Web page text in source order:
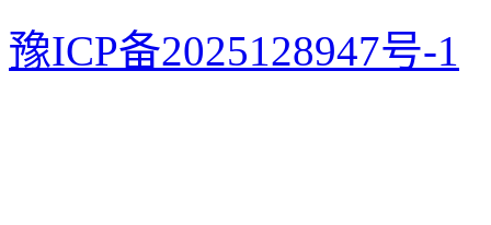
豫ICP备2025128947号-1